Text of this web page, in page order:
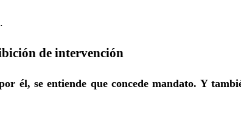
de intervención
él, se entiende que concede mandato. Y